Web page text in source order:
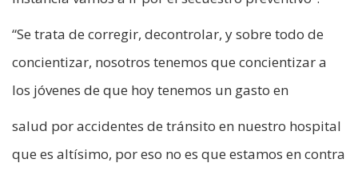
“Se trata de corregir, decontrolar, y sobre todo de
concientizar, nosotros tenemos que concientizar a
los jóvenes de que hoy tenemos un gasto en
salud por accidentes de tránsito en nuestro hospital
que es altísimo, por eso no es que estamos en contra